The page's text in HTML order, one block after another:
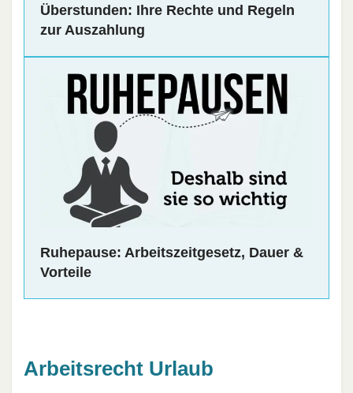
Überstunden: Ihre Rechte und Regeln
zur Auszahlung
Ruhepause: Arbeitszeitgesetz, Dauer &
Vorteile
Arbeitsrecht Urlaub